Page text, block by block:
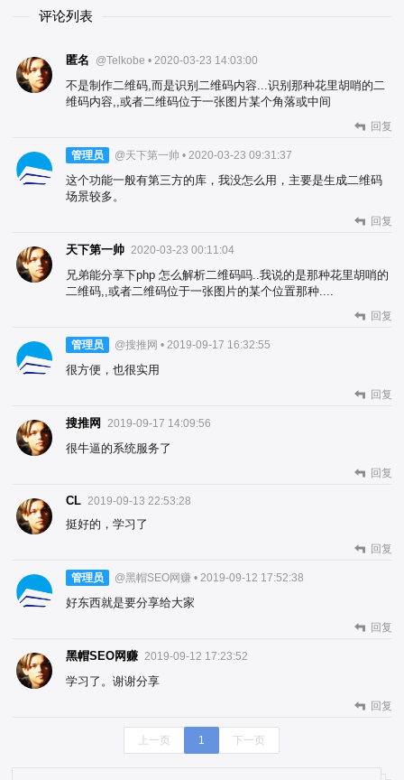
评论列表
匿名 @Telkobe • 2020-03-23 14:03:00
不是制作二维码,而是识别二维码内容...识别那种花里胡哨的二
维码内容,,或者二维码位于一张图片某个角落或中间
回复
管理员 @天下第一帅 • 2020-03-23 09:31:37
这个功能一般有第三方的库，我没怎么用，主要是生成二维码
场景较多。
回复
天下第一帅 2020-03-23 00:11:04
兄弟能分享下php 怎么解析二维码吗..我说的是那种花里胡哨的
二维码,,或者二维码位于一张图片的某个位置那种....
回复
管理员 @搜推网 • 2019-09-17 16:32:55
很方便，也很实用
回复
搜推网 2019-09-17 14:09:56
很牛逼的系统服务了
回复
CL 2019-09-13 22:53:28
挺好的，学习了
回复
管理员 @黑帽SEO网赚 • 2019-09-12 17:52:38
好东西就是要分享给大家
回复
黑帽SEO网赚 2019-09-12 17:23:52
学习了。谢谢分享
回复
上一页 1 下一页